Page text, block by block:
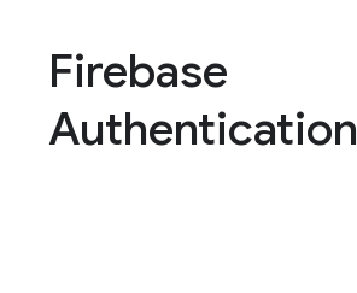
Firebase
Authentication